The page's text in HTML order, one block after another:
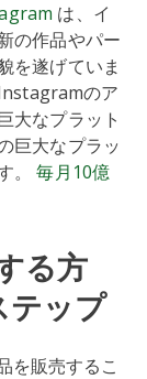
は、イ
の作品やパー
を遂げていま
のア
大なプラット
巨大なプラッ
。毎月10億
る方
テップ
を販売するこ